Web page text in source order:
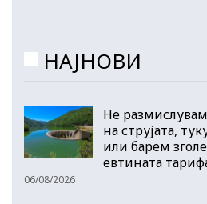
НАЈНОВИ
Не
на струјата,
или барем
евтината
06/08/2026